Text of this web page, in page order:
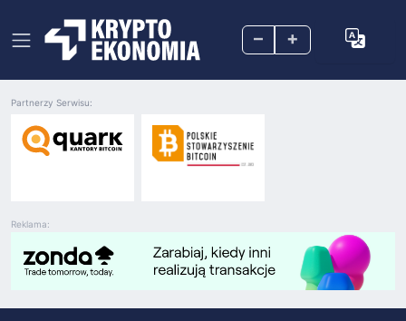
– +
Reklama:
Partnerzy Serwisu: